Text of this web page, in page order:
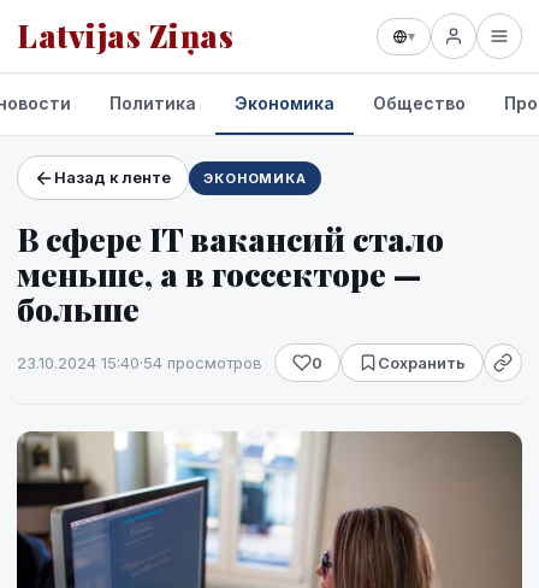
Latvijas Ziņas ▾
Проекты и сервисы
Прогноз погоды
Политика Экономика Общество
Назад к ленте ЭКОНОМИКА
В сфере IT вакансий стало
меньше, а в госсекторе —
больше
23.10.2024 15:40·54 просмотров 0 Сохранить